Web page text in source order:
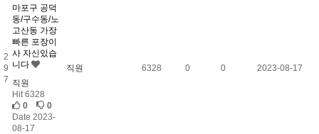
2
9
7
마포구 공덕
동/구수동/노
고산동 가장
빠른 포장이
사 자신있습
니다
직원
Hit 6328
0
0
Date 2023-
08-17
직원 6328 0 0 2023-08-17